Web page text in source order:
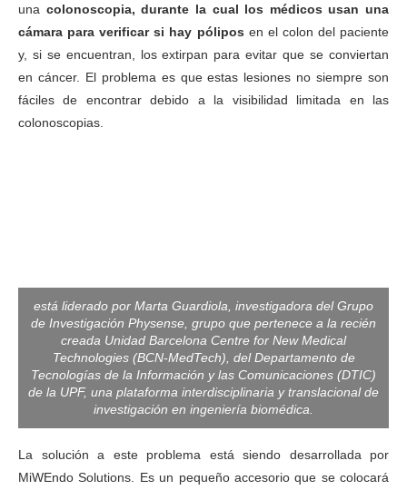
una colonoscopia, durante la cual los médicos usan una
cámara para verificar si hay pólipos en el colon del paciente
y, si se encuentran, los extirpan para evitar que se conviertan
en cáncer. El problema es que estas lesiones no siempre son
fáciles de encontrar debido a la visibilidad limitada en las
colonoscopias.
está liderado por Marta Guardiola, investigadora del Grupo
de Investigación Physense, grupo que pertenece a la recién
creada Unidad Barcelona Centre for New Medical
Technologies (BCN-MedTech), del Departamento de
Tecnologías de la Información y las Comunicaciones (DTIC)
de la UPF, una plataforma interdisciplinaria y translacional de
investigación en ingeniería biomédica.
La solución a este problema está siendo desarrollada por
MiWEndo Solutions. Es un pequeño accesorio que se colocará